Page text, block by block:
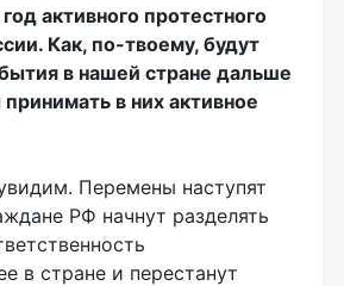
активного протестного
Как, по-твоему, будут
в нашей стране дальше
в них активное
Перемены наступят
РФ начнут разделять
в стране и перестанут